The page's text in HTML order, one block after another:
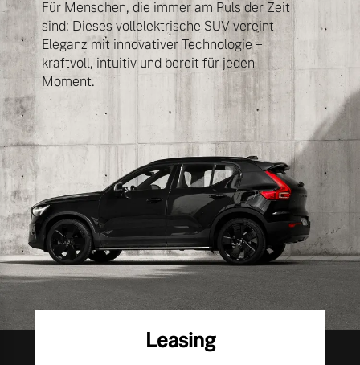
Sofort verfügbare Fahrzeuge
Volvo Selekt
Gebrauchtwagen
Die Neuwagenalternative
Mehr erfahren
Editionsmodelle
Jetzt kennenlernen
Mehr erfahren
Bitte sprechen Sie uns
direkt an.
Mehr erfahren
Frühjahrscheck
Entdecken Sie unsere
saisonalen Angebote.
Mehr erfahren
Finanzierung & Leasing
Für Menschen, die immer am Puls der Zeit
sind: Dieses vollelektrische SUV vereint
Eleganz mit innovativer Technologie –
kraftvoll, intuitiv und bereit für jeden
Moment.
Leasing